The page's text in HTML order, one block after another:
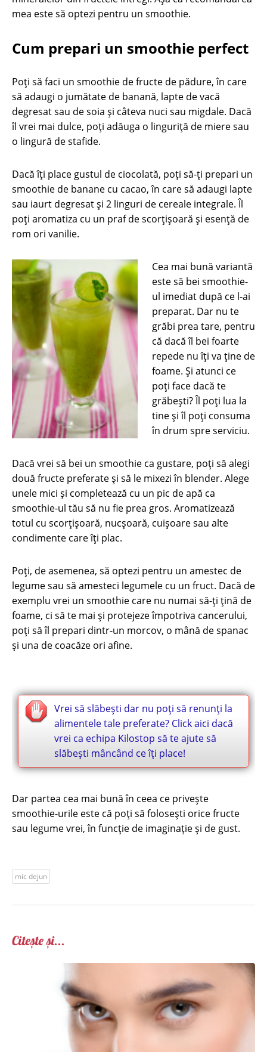
mea este să optezi pentru un smoothie.
Cum prepari un smoothie perfect
Poți să faci un smoothie de fructe de pădure, în care
să adaugi o jumătate de banană, lapte de vacă
degresat sau de soia și câteva nuci sau migdale. Dacă
îl vrei mai dulce, poți adăuga o linguriță de miere sau
o lingură de stafide.
Dacă îți place gustul de ciocolată, poți să-ți prepari un
smoothie de banane cu cacao, în care să adaugi lapte
sau iaurt degresat și 2 linguri de cereale integrale. Îl
poți aromatiza cu un praf de scorțișoară și esenţă de
rom ori vanilie.
Cea mai bună variantă
este să bei smoothie-
ul imediat după ce l-ai
preparat. Dar nu te
grăbi prea tare, pentru
că dacă îl bei foarte
repede nu îți va ține de
foame. Și atunci ce
poți face dacă te
grăbești? Îl poți lua la
tine și îl poți consuma
în drum spre serviciu.
Dacă vrei să bei un smoothie ca gustare, poți să alegi
două fructe preferate și să le mixezi în blender. Alege
unele mici și completează cu un pic de apă ca
smoothie-ul tău să nu fie prea gros. Aromatizează
totul cu scorțișoară, nucșoară, cuișoare sau alte
condimente care îți plac.
Poți, de asemenea, să optezi pentru un amestec de
legume sau să amesteci legumele cu un fruct. Dacă de
exemplu vrei un smoothie care nu numai să-ți țină de
foame, ci să te mai și protejeze împotriva cancerului,
poți să îl prepari dintr-un morcov, o mână de spanac
și una de coacăze ori afine.
Vrei să slăbești dar nu poți să renunți la
alimentele tale preferate? Click aici dacă
vrei ca echipa Kilostop să te ajute să
slăbești mâncând ce îți place!
Dar partea cea mai bună în ceea ce privește
smoothie-urile este că poți să folosești orice fructe
sau legume vrei, în funcție de imaginație și de gust.
mic dejun
Citește și...